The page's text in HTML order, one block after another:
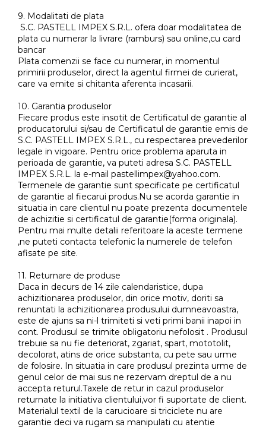
9. Modalitati de plata
S.C. PASTELL IMPEX S.R.L. ofera doar modalitatea de
plata cu numerar la livrare (ramburs) sau online,cu card
bancar
Plata comenzii se face cu numerar, in momentul
primirii produselor, direct la agentul firmei de curierat,
care va emite si chitanta aferenta incasarii.
10. Garantia produselor
Fiecare produs este insotit de Certificatul de garantie al
producatorului si/sau de Certificatul de garantie emis de
S.C. PASTELL IMPEX S.R.L., cu respectarea prevederilor
legale in vigoare. Pentru orice problema aparuta in
perioada de garantie, va puteti adresa S.C. PASTELL
IMPEX S.R.L. la e-mail pastellimpex@yahoo.com.
Termenele de garantie sunt specificate pe certificatul
de garantie al fiecarui produs.Nu se acorda garantie in
situatia in care clientul nu poate prezenta documentele
de achizitie si certificatul de garantie(forma originala).
Pentru mai multe detalii referitoare la aceste termene
,ne puteti contacta telefonic la numerele de telefon
afisate pe site.
11. Returnare de produse
Daca in decurs de 14 zile calendaristice, dupa
achizitionarea produselor, din orice motiv, doriti sa
renuntati la achizitionarea produsului dumneavoastra,
este de ajuns sa ni-l trimiteti si veti primi banii inapoi in
cont. Produsul se trimite obligatoriu nefolosit . Produsul
trebuie sa nu fie deteriorat, zgariat, spart, mototolit,
decolorat, atins de orice substanta, cu pete sau urme
de folosire. In situatia in care produsul prezinta urme de
genul celor de mai sus ne rezervam dreptul de a nu
accepta returul.Taxele de retur in cazul produselor
returnate la initiativa clientului,vor fi suportate de client.
Materialul textil de la carucioare si triciclete nu are
garantie deci va rugam sa manipulati cu atentie